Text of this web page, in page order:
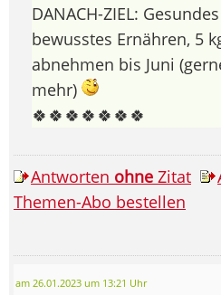
DANACH-ZIEL:
bewusstes Ernähren, 5
abnehmen bis Juni
mehr)
🍀🍀🍀🍀🍀🍀🍀
Antworten ohne Zitat
Themen-Abo bestellen
am 26.01.2023 um 13:21 Uhr